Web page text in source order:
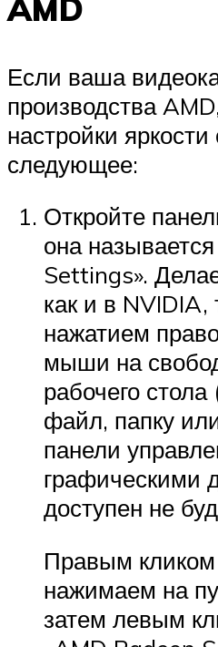
AMD
Если ваша
производства
настройки
следующее:
Откройте
она
Settings».
как и в NVIDIA,
нажатием
мыши на
рабочего
файл, папку
панели
графическими
доступен не
Правым
нажимаем на
затем левым